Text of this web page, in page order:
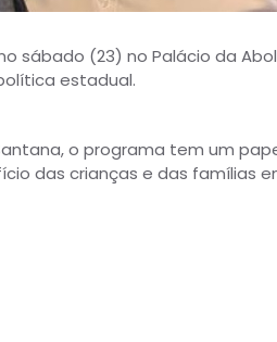
sábado (23) no Palácio da
estadual.
o programa tem um
das crianças e das famílias